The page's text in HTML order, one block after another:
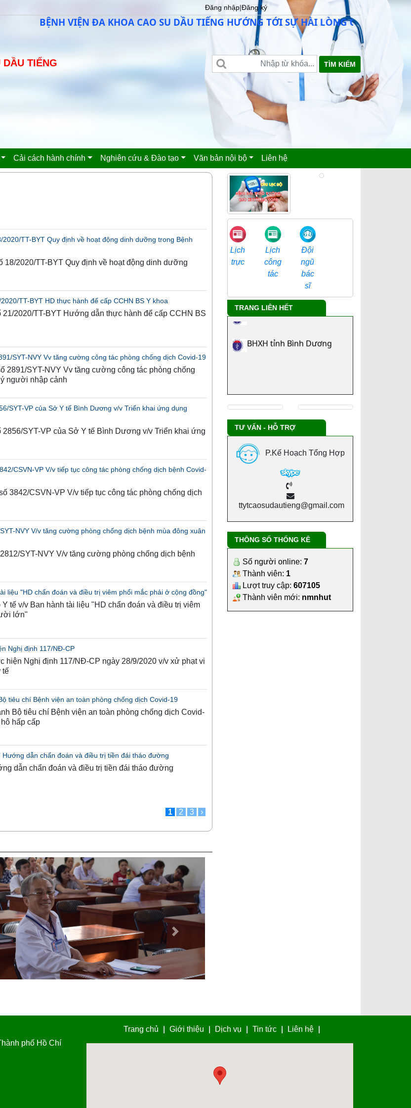
Đăng nhập|Đăng ký
BỆNH VIỆN ĐA KHOA CAO SU DẦU TIẾNG HƯỚNG TỚI SỰ HÀI LÒNG CỦA NGƯỜI BỆNH
TIẾNG TÌM KIẾM
Cải cách hành chính Nghiên cứu & Đào tạo Văn bản nội bộ Liên hệ
TT-BYT Quy định về hoạt động dinh dưỡng trong Bệnh
18/2020/TT-BYT Quy định về hoạt động dinh dưỡng
TT-BYT HD thực hành để cấp CCHN BS Y khoa
21/2020/TT-BYT Hướng dẫn thực hành để cấp CCHN BS
SYT-NVY Vv tăng cường công tác phòng chống dịch Covid-19
2891/SYT-NVY Vv tăng cường công tác phòng chống
người nhập cảnh
SYT-VP của Sở Y tế Bình Dương v/v Triển khai ứng dụng
2856/SYT-VP của Sở Y tế Bình Dương v/v Triển khai ứng
CSVN-VP V/v tiếp tục công tác phòng chống dịch bệnh Covid-
3842/CSVN-VP V/v tiếp tục công tác phòng chống dịch
NVY V/v tăng cường phòng chống dịch bệnh mùa đông xuân
SYT-NVY V/v tăng cường phòng chống dịch bệnh
liệu "HD chẩn đoán và điều trị viêm phổi mắc phải ở cộng đồng"
tế v/v Ban hành tài liệu "HD chẩn đoán và điều trị viêm
lớn"
Nghị định 117/NĐ-CP
hiện Nghị định 117/NĐ-CP ngày 28/9/2020 v/v xử phạt vi
tế
tiêu chí Bệnh viện an toàn phòng chống dịch Covid-19
Bộ tiêu chí Bệnh viện an toàn phòng chống dịch Covid-
hấp cấp
dẫn chẩn đoán và điều trị tiền đái tháo đường
dẫn chẩn đoán và điều trị tiền đái tháo đường
1 2 3 ›
Next
Lịch
trực
Lịch
công
tác
Đội
ngũ
bác
sĩ
TRANG LIÊN HẾT
Tra cứu danh mục ICD
Công ty chủ quản
TƯ VẤN - HỖ TRỢ
P.Kế Hoạch Tổng Hợp
ttytcaosudautieng@gmail.com
THÔNG SỐ THỐNG KÊ
Số người online: 7
Thành viên: 1
Lượt truy cập: 607105
Thành viên mới: nmnhut
phố Hồ Chí